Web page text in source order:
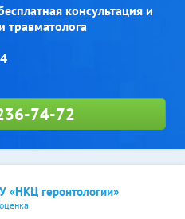
консультация и
травматолога
74-72
геронтологии»